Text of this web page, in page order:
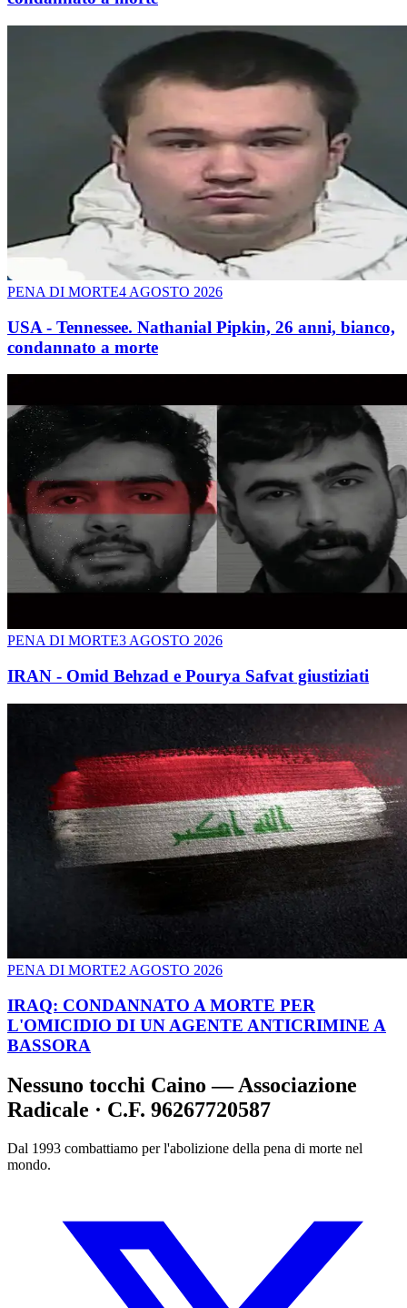
PENA DI MORTE4 AGOSTO 2026
USA - Tennessee. Nathanial Pipkin, 26 anni, bianco,
condannato a morte
PENA DI MORTE3 AGOSTO 2026
IRAN - Omid Behzad e Pourya Safvat giustiziati
PENA DI MORTE2 AGOSTO 2026
IRAQ: CONDANNATO A MORTE PER
L'OMICIDIO DI UN AGENTE ANTICRIMINE A
BASSORA
Nessuno tocchi Caino — Associazione
Radicale · C.F. 96267720587
Dal 1993 combattiamo per l'abolizione della pena di morte nel
mondo.